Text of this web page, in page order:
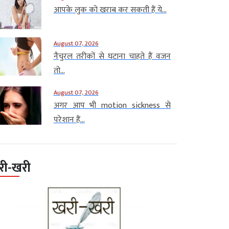
आपके लुक को खराब कर सकती हैं ये...
August 07, 2026
नैचुरल तरीकों से घटाना चाहते हैं वजन
तो...
August 07, 2026
अगर आप भी motion sickness से
परेशान हैं...
खरी